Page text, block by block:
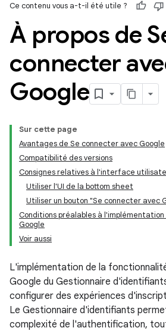
Ce contenu vous a-t-il été utile ?
À propos de
connecter
Google
Sur cette page
Avantages de Se connecter avec Google
Compatibilité des versions
Consignes relatives à l'interface
Utiliser l'UI de la bottom sheet
Utiliser un bouton "Se connecter avec
Conditions préalables à
Google
Voir aussi
L'implémentation de la
Google du Gestionnaire
configurer des expériences
Le Gestionnaire d'identifiants
complexité de l'authentification,